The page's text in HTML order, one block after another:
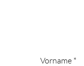
Vorname